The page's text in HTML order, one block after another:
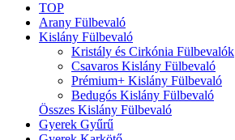
TOP
Arany Fülbevaló
Kislány Fülbevaló
Kristály és Cirkónia Fülbevalók
Csavaros Kislány Fülbevaló
Prémium+ Kislány Fülbevaló
Bedugós Kislány Fülbevaló
Összes Kislány Fülbevaló
Gyerek Gyűrű